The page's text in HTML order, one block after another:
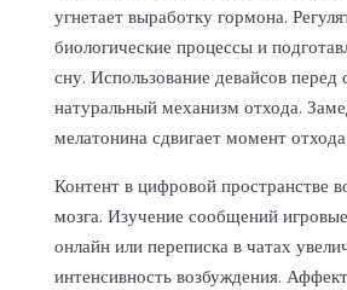
угнетает выработку гормона.
биологические процессы и
сну. Использование девайсов
натуральный механизм отхода.
мелатонина сдвигает момент
Контент в цифровой пространстве
мозга. Изучение сообщений
онлайн или переписка в чатах
интенсивность возбуждения.